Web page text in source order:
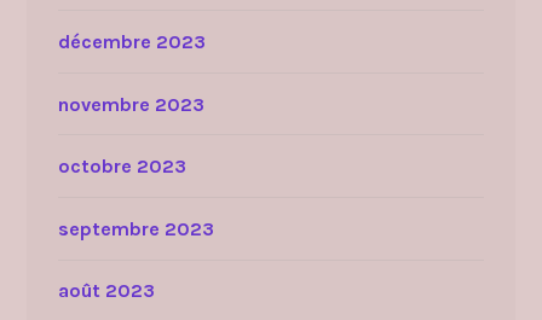
décembre 2023
novembre 2023
octobre 2023
septembre 2023
août 2023